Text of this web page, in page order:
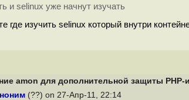
и selinux уже начнут изучать
где изучить selinux который внутри
amon для дополнительной защиты PHP-
(??) on 27-Апр-11, 22:14